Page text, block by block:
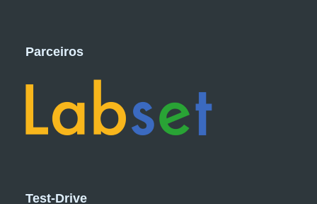
Parceiros
Test-Drive